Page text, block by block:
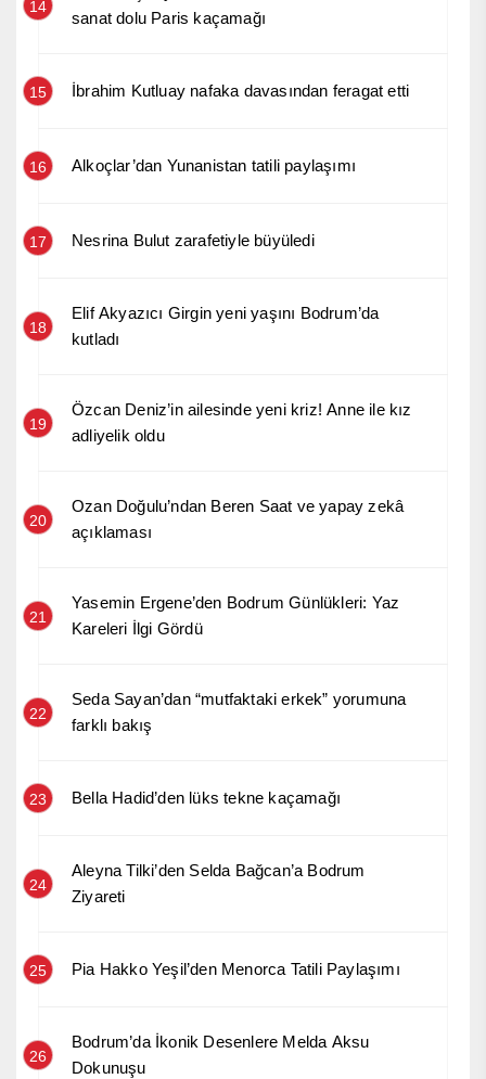
14
sanat dolu Paris kaçamağı
15 İbrahim Kutluay nafaka davasından feragat etti
16 Alkoçlar’dan Yunanistan tatili paylaşımı
17 Nesrina Bulut zarafetiyle büyüledi
18
Elif Akyazıcı Girgin yeni yaşını Bodrum’da
kutladı
19
Özcan Deniz’in ailesinde yeni kriz! Anne ile kız
adliyelik oldu
20
Ozan Doğulu’ndan Beren Saat ve yapay zekâ
açıklaması
21
Yasemin Ergene’den Bodrum Günlükleri: Yaz
Kareleri İlgi Gördü
22
Seda Sayan’dan “mutfaktaki erkek” yorumuna
farklı bakış
23 Bella Hadid’den lüks tekne kaçamağı
24
Aleyna Tilki’den Selda Bağcan’a Bodrum
Ziyareti
25 Pia Hakko Yeşil’den Menorca Tatili Paylaşımı
26
Bodrum’da İkonik Desenlere Melda Aksu
Dokunuşu